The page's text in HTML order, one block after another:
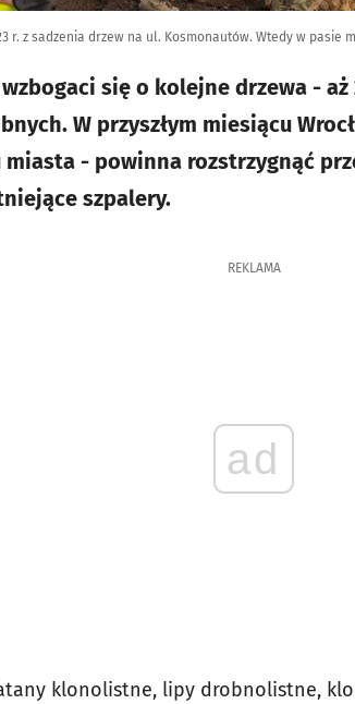
r. z sadzenia drzew na ul. Kosmonautów. Wtedy w pasie
się o kolejne drzewa -
W przyszłym miesiącu
miasta - powinna rozstrzygnąć
szpalery.
REKLAMA
ad
klonolistne, lipy drobnolistne,